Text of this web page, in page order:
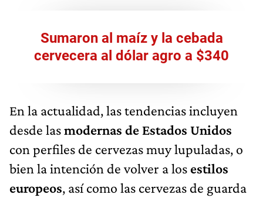
Sumaron al maíz y la cebada
cervecera al dólar agro a $340
En la actualidad, las tendencias incluyen
desde lasmodernas de Estados Unidos
con perfiles de cervezas muy lupuladas, o
bien la intención de volver a los estilos
europeos, así como las cervezas de guarda